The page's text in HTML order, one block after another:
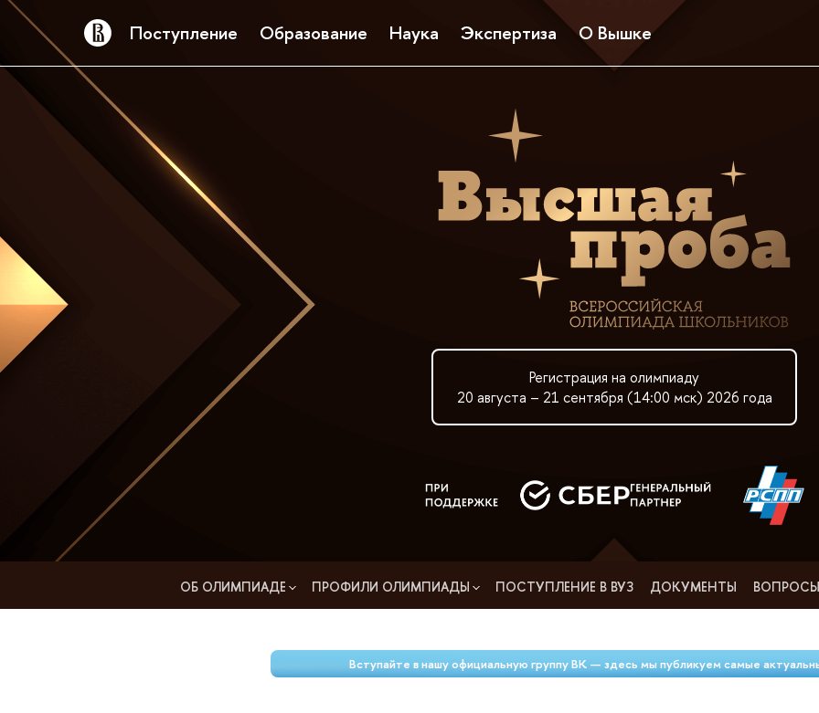
Поступление Образование Наука Экспертиза О Вышке
Регистрация на олимпиаду
20 августа – 21 сентября (14:00 мск) 2026 года
ОБ ОЛИМПИАДЕ ПРОФИЛИ ОЛИМПИАДЫ ПОСТУПЛЕНИЕ В ВУЗ ДОКУМЕНТЫ
Вступайте в нашу официальную группу ВК — здесь мы публикуем самые